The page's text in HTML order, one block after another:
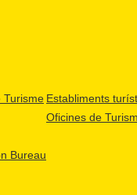
Turisme
Bureau
Establiments
Oficines de